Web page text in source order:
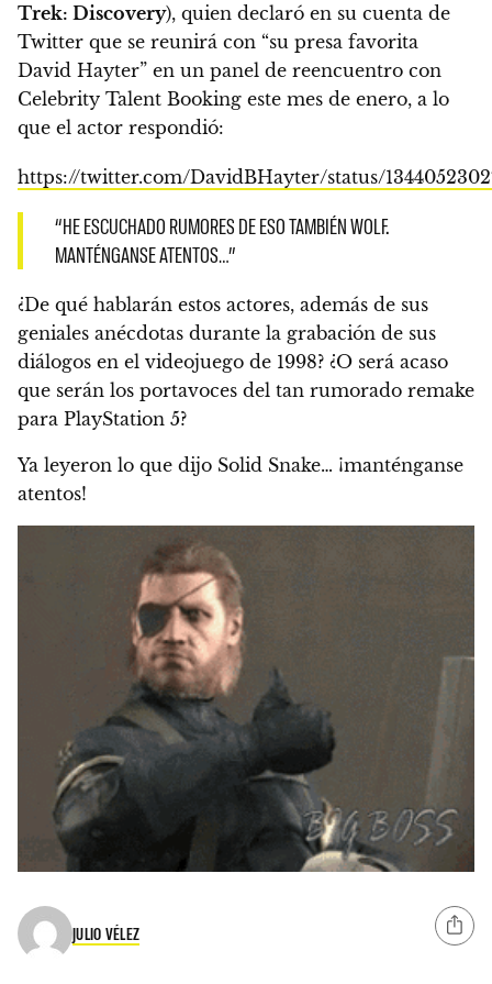
Trek: Discovery), quien declaró en su cuenta de
Twitter que se reunirá con “su presa favorita
David Hayter” en un panel de reencuentro con
Celebrity Talent Booking este mes de enero, a lo
que el actor respondió:
https://twitter.com/DavidBHayter/status/
“HE ESCUCHADO RUMORES DE ESO TAMBIÉN WOLF.
MANTÉNGANSE ATENTOS…”
¿De qué hablarán estos actores, además de sus
geniales anécdotas durante la grabación de sus
diálogos en el videojuego de 1998? ¿O será acaso
que serán los portavoces del tan rumorado remake
para PlayStation 5?
Ya leyeron lo que dijo Solid Snake… ¡manténganse
atentos!
JULIO VÉLEZ